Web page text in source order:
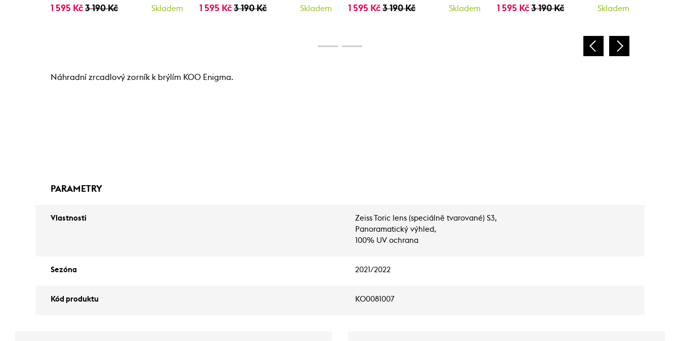
1 595 Kč 3 190 Kč Skladem 1 595 Kč 3 190 Kč Skladem 1 595 Kč 3 190 Kč Skladem 1 595 Kč 3 190 Kč Skladem
Náhradní zrcadlový zorník k brýlím KOO Enigma.
PARAMETRY
Vlastnosti
Zeiss Toric lens (speciálně tvarované) S3,
Panoramatický výhled,
100% UV ochrana
Sezóna 2021/2022
Kód produktu KO0081007